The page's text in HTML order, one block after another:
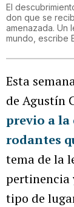
El
don que se
amenazada. Un
mundo, escribe
Esta
de Agustín
previo a
rodantes
tema de la
pertinencia
tipo de